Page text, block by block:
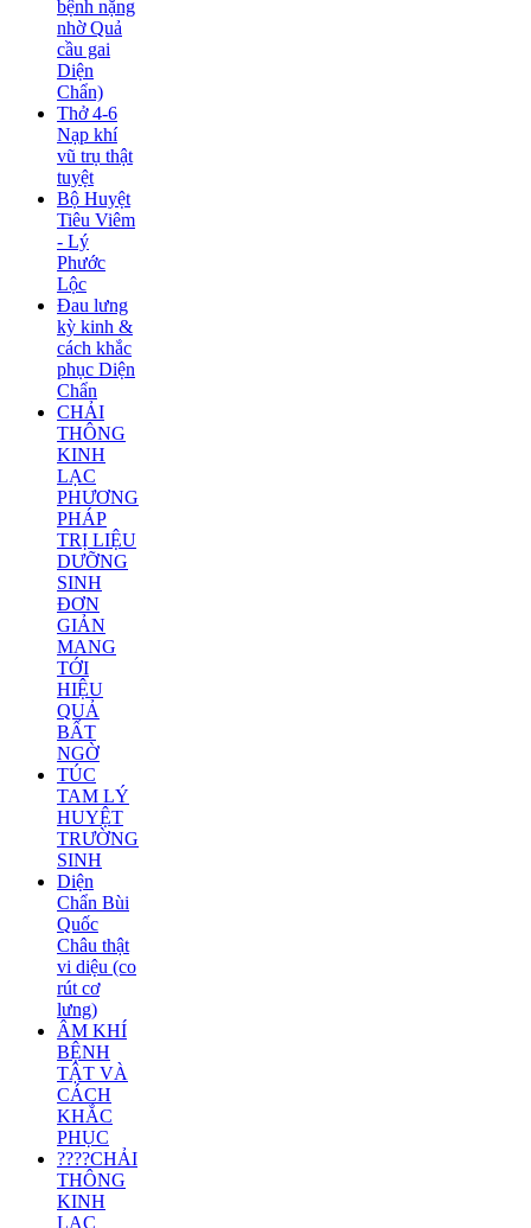
bệnh nặng
nhờ Quả
cầu gai
Diện
Chẩn)
Thở 4-6
Nạp khí
vũ trụ thật
tuyệt
Bộ Huyệt
Tiêu Viêm
- Lý
Phước
Lộc
Đau lưng
kỳ kinh &
cách khắc
phục Diện
Chẩn
CHẢI
THÔNG
KINH
LẠC
PHƯƠNG
PHÁP
TRỊ LIỆU
DƯỠNG
SINH
ĐƠN
GIẢN
MANG
TỚI
HIỆU
QUẢ
BẤT
NGỜ
TÚC
TAM LÝ
HUYỆT
TRƯỜNG
SINH
Diện
Chẩn Bùi
Quốc
Châu thật
vi diệu (co
rút cơ
lưng)
ÂM KHÍ
BỆNH
TẬT VÀ
CÁCH
KHẮC
PHỤC
????CHẢI
THÔNG
KINH
LẠC